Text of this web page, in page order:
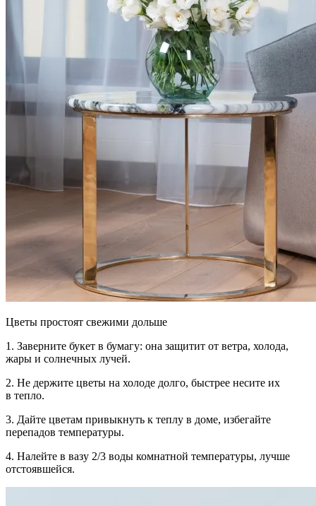
Цветы простоят свежими дольше
1. Заверните букет в бумагу: она защитит от ветра, холода,
жары и солнечных лучей.
2. Не держите цветы на холоде долго, быстрее несите их
в тепло.
3. Дайте цветам привыкнуть к теплу в доме, избегайте
перепадов температуры.
4. Налейте в вазу 2/3 воды комнатной температуры, лучше
отстоявшейся.